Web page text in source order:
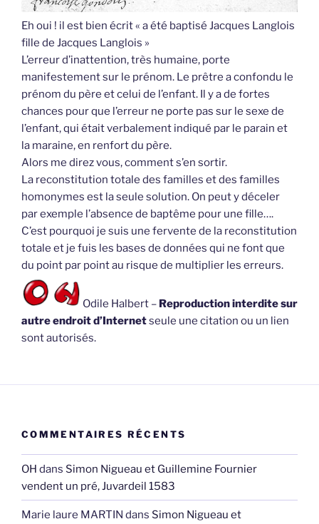
Eh oui ! il est bien écrit « a été baptisé Jacques Langlois
fille de Jacques Langlois »
L’erreur d’inattention, très humaine, porte
manifestement sur le prénom. Le prêtre a confondu le
prénom du père et celui de l’enfant. Il y a de fortes
chances pour que l’erreur ne porte pas sur le sexe de
l’enfant, qui était verbalement indiqué par le parain et
la maraine, en renfort du père.
Alors me direz vous, comment s’en sortir.
La reconstitution totale des familles et des familles
homonymes est la seule solution. On peut y déceler
par exemple l’absence de baptême pour une fille….
C’est pourquoi je suis une fervente de la reconstitution
totale et je fuis les bases de données qui ne font que
du point par point au risque de multiplier les erreurs.
Odile Halbert – Reproduction interdite sur
autre endroit d’Internetseule une citation ou un lien
sont autorisés.
COMMENTAIRES RÉCENTS
OH dans Simon Nigueau et Guillemine Fournier
vendent un pré, Juvardeil 1583
Marie laure MARTIN dans Simon Nigueau et